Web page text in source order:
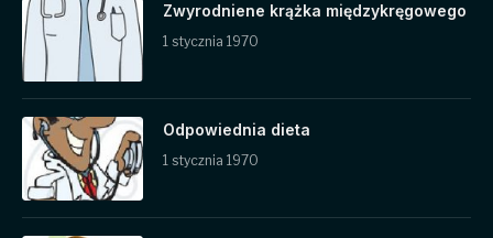
Zwyrodniene krążka międzykręgowego
1 stycznia 1970
Odpowiednia dieta
1 stycznia 1970